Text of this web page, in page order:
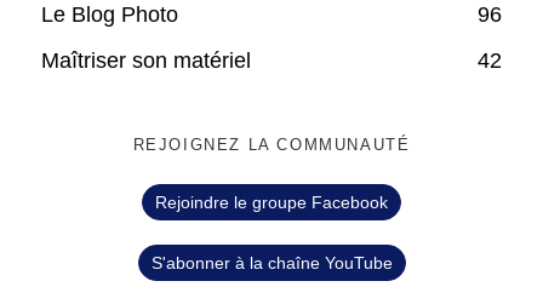
Le Blog Photo
96
Maîtriser son matériel
42
REJOIGNEZ LA COMMUNAUTÉ
Rejoindre le groupe Facebook
S'abonner à la chaîne YouTube